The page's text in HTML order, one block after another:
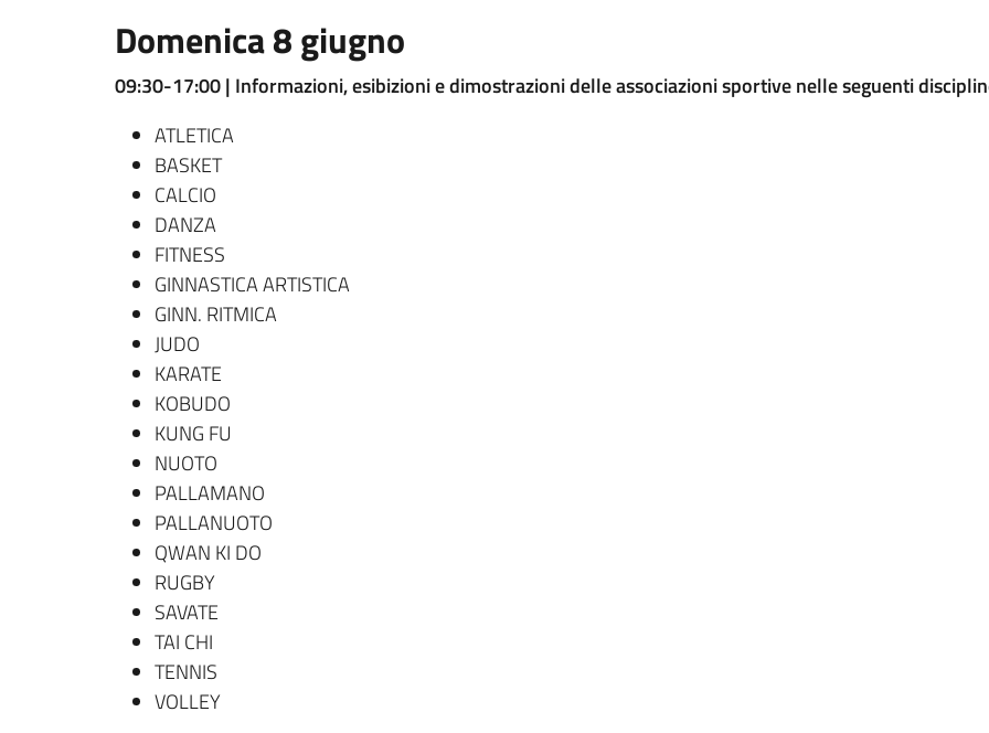
Domenica 8 giugno
09:30-17:00 | Informazioni, esibizioni e dimostrazioni delle associazioni sportive nelle seguenti
ATLETICA
BASKET
CALCIO
DANZA
FITNESS
GINNASTICA ARTISTICA
GINN. RITMICA
JUDO
KARATE
KOBUDO
KUNG FU
NUOTO
PALLAMANO
PALLANUOTO
QWAN KI DO
RUGBY
SAVATE
TAI CHI
TENNIS
VOLLEY